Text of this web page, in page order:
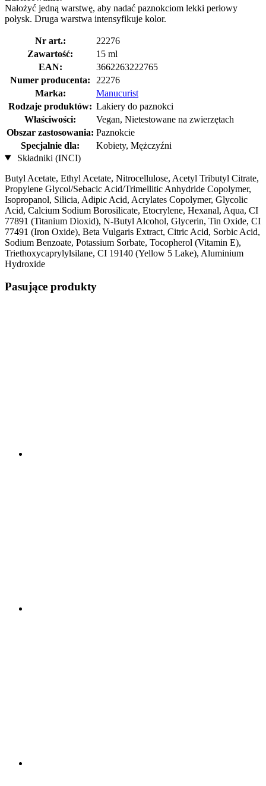
Nałożyć jedną warstwę, aby nadać paznokciom lekki perłowy
połysk. Druga warstwa intensyfikuje kolor.
Nr art.:
22276
Zawartość:
15 ml
EAN:
3662263222765
Numer producenta:
22276
Marka:
Manucurist
Rodzaje produktów: Lakiery do paznokci
Właściwości:
Vegan, Nietestowane na zwierzętach
Obszar zastosowania: Paznokcie
Specjalnie dla:
Kobiety, Mężczyźni
Składniki (INCI)
Butyl Acetate, Ethyl Acetate, Nitrocellulose, Acetyl Tributyl Citrate,
Propylene Glycol/Sebacic Acid/Trimellitic Anhydride Copolymer,
Isopropanol, Silicia, Adipic Acid, Acrylates Copolymer, Glycolic
Acid, Calcium Sodium Borosilicate, Etocrylene, Hexanal, Aqua, CI
77891 (Titanium Dioxid), N-Butyl Alcohol, Glycerin, Tin Oxide, CI
77491 (Iron Oxide), Beta Vulgaris Extract, Citric Acid, Sorbic Acid,
Sodium Benzoate, Potassium Sorbate, Tocopherol (Vitamin E),
Triethoxycaprylylsilane, CI 19140 (Yellow 5 Lake), Aluminium
Hydroxide
Pasujące produkty